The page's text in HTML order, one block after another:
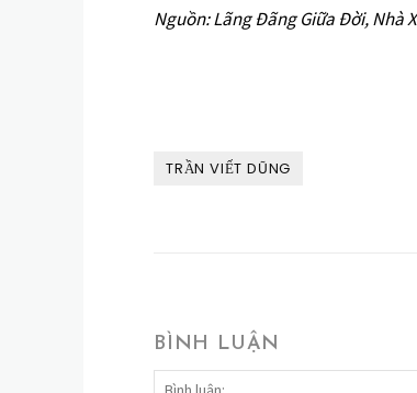
Nguồn: Lãng Đãng Giữa Đời, Nhà
TRẦN VIẾT DŨNG
BÌNH LUẬN